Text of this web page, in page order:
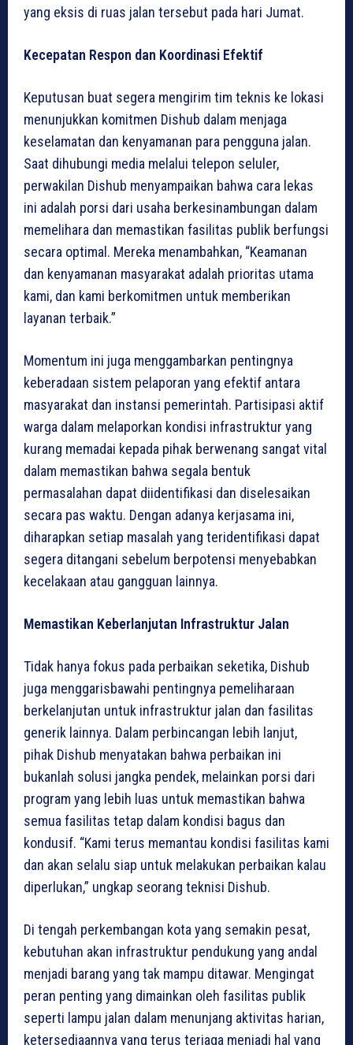
yang eksis di ruas jalan tersebut pada hari Jumat.
Kecepatan Respon dan Koordinasi Efektif
Keputusan buat segera mengirim tim teknis ke lokasi
menunjukkan komitmen Dishub dalam menjaga
keselamatan dan kenyamanan para pengguna jalan.
Saat dihubungi media melalui telepon seluler,
perwakilan Dishub menyampaikan bahwa cara lekas
ini adalah porsi dari usaha berkesinambungan dalam
memelihara dan memastikan fasilitas publik berfungsi
secara optimal. Mereka menambahkan, “Keamanan
dan kenyamanan masyarakat adalah prioritas utama
kami, dan kami berkomitmen untuk memberikan
layanan terbaik.”
Momentum ini juga menggambarkan pentingnya
keberadaan sistem pelaporan yang efektif antara
masyarakat dan instansi pemerintah. Partisipasi aktif
warga dalam melaporkan kondisi infrastruktur yang
kurang memadai kepada pihak berwenang sangat vital
dalam memastikan bahwa segala bentuk
permasalahan dapat diidentifikasi dan diselesaikan
secara pas waktu. Dengan adanya kerjasama ini,
diharapkan setiap masalah yang teridentifikasi dapat
segera ditangani sebelum berpotensi menyebabkan
kecelakaan atau gangguan lainnya.
Memastikan Keberlanjutan Infrastruktur Jalan
Tidak hanya fokus pada perbaikan seketika, Dishub
juga menggarisbawahi pentingnya pemeliharaan
berkelanjutan untuk infrastruktur jalan dan fasilitas
generik lainnya. Dalam perbincangan lebih lanjut,
pihak Dishub menyatakan bahwa perbaikan ini
bukanlah solusi jangka pendek, melainkan porsi dari
program yang lebih luas untuk memastikan bahwa
semua fasilitas tetap dalam kondisi bagus dan
kondusif. “Kami terus memantau kondisi fasilitas kami
dan akan selalu siap untuk melakukan perbaikan kalau
diperlukan,” ungkap seorang teknisi Dishub.
Di tengah perkembangan kota yang semakin pesat,
kebutuhan akan infrastruktur pendukung yang andal
menjadi barang yang tak mampu ditawar. Mengingat
peran penting yang dimainkan oleh fasilitas publik
seperti lampu jalan dalam menunjang aktivitas harian,
ketersediaannya yang terus terjaga menjadi hal yang